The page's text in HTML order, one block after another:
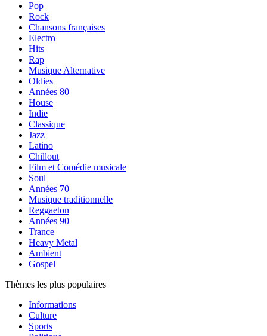
Pop
Rock
Chansons françaises
Electro
Hits
Rap
Musique Alternative
Oldies
Années 80
House
Indie
Classique
Jazz
Latino
Chillout
Film et Comédie musicale
Soul
Années 70
Musique traditionnelle
Reggaeton
Années 90
Trance
Heavy Metal
Ambient
Gospel
Thèmes les plus populaires
Informations
Culture
Sports